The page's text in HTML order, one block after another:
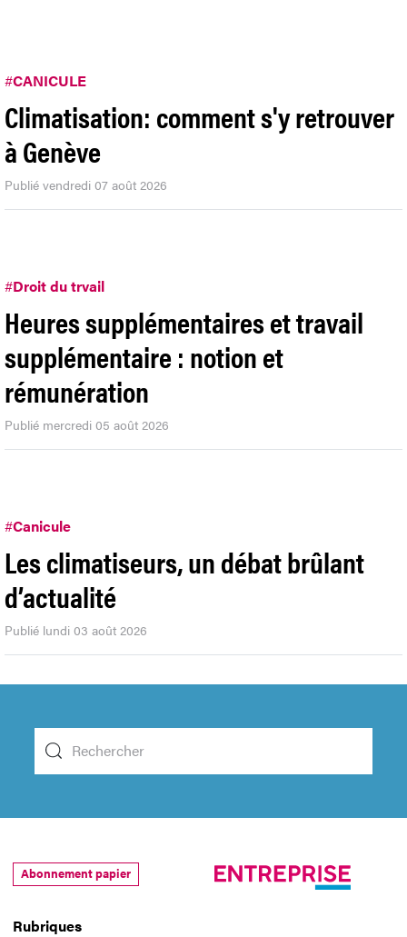
#CANICULE
Climatisation: comment s'y retrouver
à Genève
Publié vendredi 07 août 2026
#Droit du trvail
Heures supplémentaires et travail
supplémentaire : notion et
rémunération
Publié mercredi 05 août 2026
#Canicule
Les climatiseurs, un débat brûlant
d’actualité
Publié lundi 03 août 2026
Rubriques
Abonnement papier